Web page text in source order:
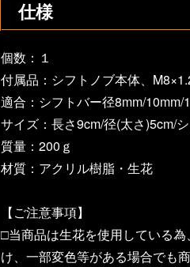
仕様
個数：１
付属品：シフトノブ本体、
適合：シフトバー径8mm/10mm/
サイズ：長さ9cm/径(太さ)5cm/
質量：200ｇ
材質：アクリル樹脂・生花
【ご注意事項】
□当商品は生花を使用している
け、一部変色等がある場合でも